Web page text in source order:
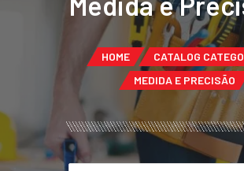
HOME
CATALOG
MEDIDA E PRECISÃO